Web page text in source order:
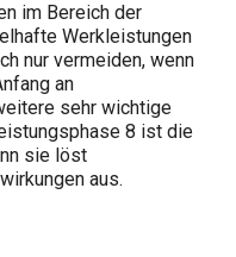
im Bereich der
Werkleistungen
nur vermeiden, wenn
an
sehr wichtige
8 ist die
sie löst
aus.